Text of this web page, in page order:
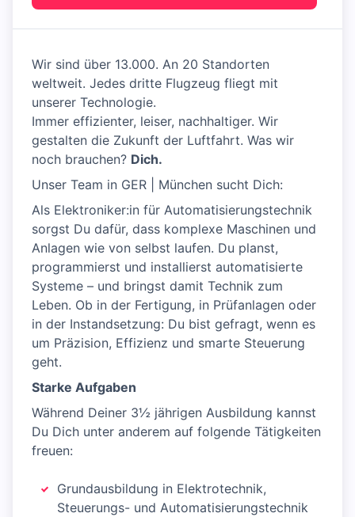
Wir sind über 13.000. An 20 Standorten
weltweit. Jedes dritte Flugzeug fliegt mit
unserer Technologie.
Immer effizienter, leiser, nachhaltiger. Wir
gestalten die Zukunft der Luftfahrt. Was wir
noch brauchen? Dich.
Unser Team in GER | München sucht Dich:
Als Elektroniker:in für Automatisierungstechnik
sorgst Du dafür, dass komplexe Maschinen und
Anlagen wie von selbst laufen. Du planst,
programmierst und installierst automatisierte
Systeme – und bringst damit Technik zum
Leben. Ob in der Fertigung, in Prüfanlagen oder
in der Instandsetzung: Du bist gefragt, wenn es
um Präzision, Effizienz und smarte Steuerung
geht.
Starke Aufgaben
Während Deiner 3½ jährigen Ausbildung kannst
Du Dich unter anderem auf folgende Tätigkeiten
freuen:
Grundausbildung in Elektrotechnik,
Steuerungs- und Automatisierungstechnik